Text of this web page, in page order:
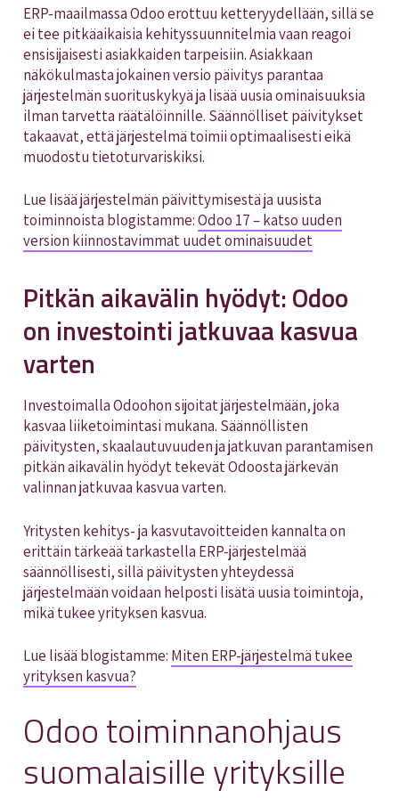
ERP-maailmassa Odoo erottuu ketteryydellään, sillä se
ei tee pitkäaikaisia kehityssuunnitelmia vaan reagoi
ensisijaisesti asiakkaiden tarpeisiin. Asiakkaan
näkökulmasta jokainen versio päivitys parantaa
järjestelmän suorituskykyä ja lisää uusia ominaisuuksia
ilman tarvetta räätälöinnille. Säännölliset päivitykset
takaavat, että järjestelmä toimii optimaalisesti eikä
muodostu tietoturvariskiksi.
Lue lisää järjestelmän päivittymisestä ja uusista
toiminnoista blogistamme:Odoo 17 – katso uuden
version kiinnostavimmat uudet ominaisuudet
Pitkän aikavälin hyödyt: Odoo
on investointi jatkuvaa kasvua
varten
Investoimalla Odoohon sijoitat järjestelmään, joka
kasvaa liiketoimintasi mukana. Säännöllisten
päivitysten, skaalautuvuuden ja jatkuvan parantamisen
pitkän aikavälin hyödyt tekevät Odoosta järkevän
valinnan jatkuvaa kasvua varten.
Yritysten kehitys- ja kasvutavoitteiden kannalta on
erittäin tärkeää tarkastella ERP-järjestelmää
säännöllisesti, sillä päivitysten yhteydessä
järjestelmään voidaan helposti lisätä uusia toimintoja,
mikä tukee yrityksen kasvua.
Lue lisää blogistamme: Miten ERP-järjestelmä tukee
yrityksen kasvua?
Odoo toiminnanohjaus
suomalaisille yrityksille